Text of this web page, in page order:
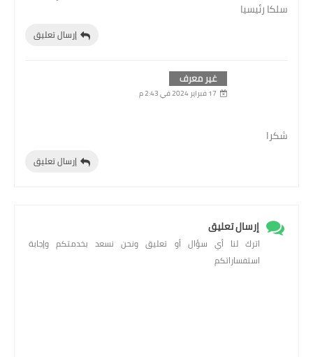
سلكا رئيسيا
إرسال تعليق
غير معرف
17 فبراير 2024 في 2:43 م
شكرا
إرسال تعليق
إرسال تعليق
اترك لنا أي سؤال أو تعليق ونحن نسعد بخدمتكم وإجابة
استفساراتكم